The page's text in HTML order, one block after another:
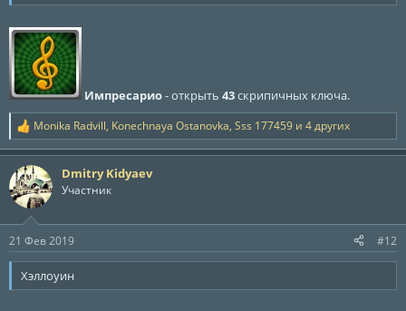
Импресарио- открыть 43скрипичных ключа.
Р
е
а
к
ц
и
:
Monika Radvill, Konechnaya Ostanovka, Sss 177459 и 4 других
Dmitry Kidyaev
Участник
21 Фев 2019 #12
Хэллоуин